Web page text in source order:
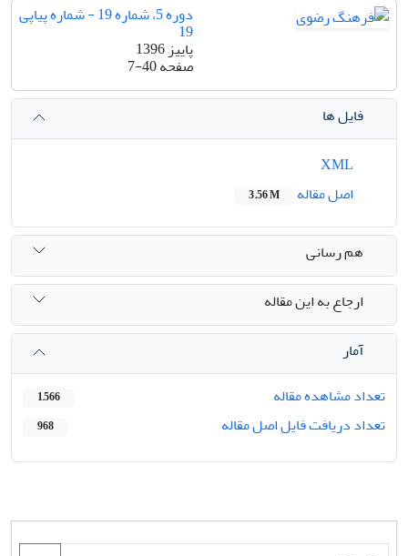
دوره 5، شماره 19 - شماره پیاپی
19
پاییز 1396
صفحه7-40
فایل ها
اصل مقاله
3.56 M
هم رسانی
ارجاع به این مقاله
آمار
تعداد مشاهده مقاله
1,566
تعداد دریافت فایل اصل مقاله 968